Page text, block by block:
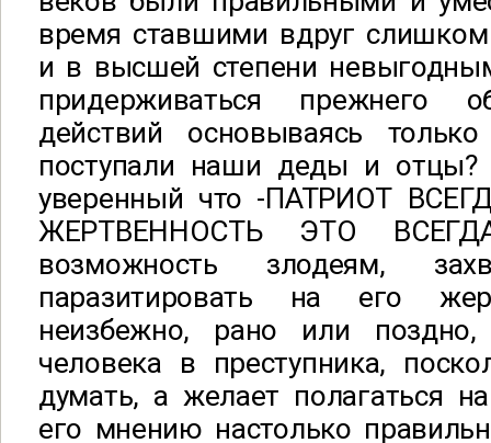
время ставшими вдруг
и в высшей степени
придерживаться прежнего
действий основываясь
поступали наши деды и отцы?
уверенный что -ПАТРИОТ
ЖЕРТВЕННОСТЬ ЭТО
возможность злодеям,
паразитировать на его
неизбежно, рано или поздно,
человека в преступника,
думать, а желает полагаться
его мнению настолько